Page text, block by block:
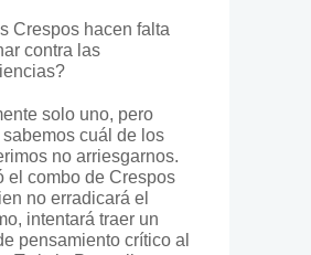
Crespos hacen falta
contra las
solo uno, pero
cuál de los
no arriesgarnos.
el combo de Crespos
no erradicará el
intentará traer un
pensamiento crítico al